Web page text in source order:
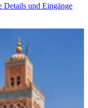
und Eingänge